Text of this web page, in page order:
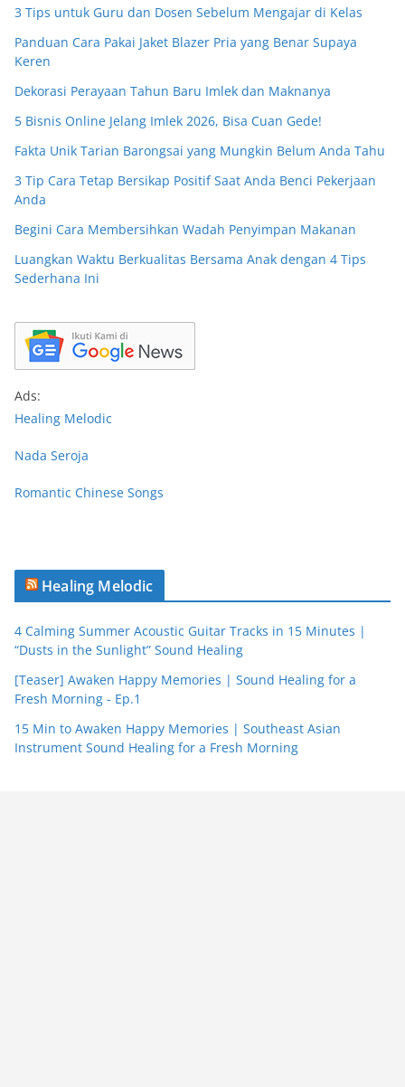
3 Tips untuk Guru dan Dosen Sebelum Mengajar di Kelas
Panduan Cara Pakai Jaket Blazer Pria yang Benar Supaya
Keren
Dekorasi Perayaan Tahun Baru Imlek dan Maknanya
5 Bisnis Online Jelang Imlek 2026, Bisa Cuan Gede!
Fakta Unik Tarian Barongsai yang Mungkin Belum Anda Tahu
3 Tip Cara Tetap Bersikap Positif Saat Anda Benci Pekerjaan
Anda
Begini Cara Membersihkan Wadah Penyimpan Makanan
Luangkan Waktu Berkualitas Bersama Anak dengan 4 Tips
Sederhana Ini
Ads:
Healing Melodic
Nada Seroja
Romantic Chinese Songs
Healing Melodic
4 Calming Summer Acoustic Guitar Tracks in 15 Minutes |
“Dusts in the Sunlight” Sound Healing
[Teaser] Awaken Happy Memories | Sound Healing for a
Fresh Morning - Ep.1
15 Min to Awaken Happy Memories | Southeast Asian
Instrument Sound Healing for a Fresh Morning